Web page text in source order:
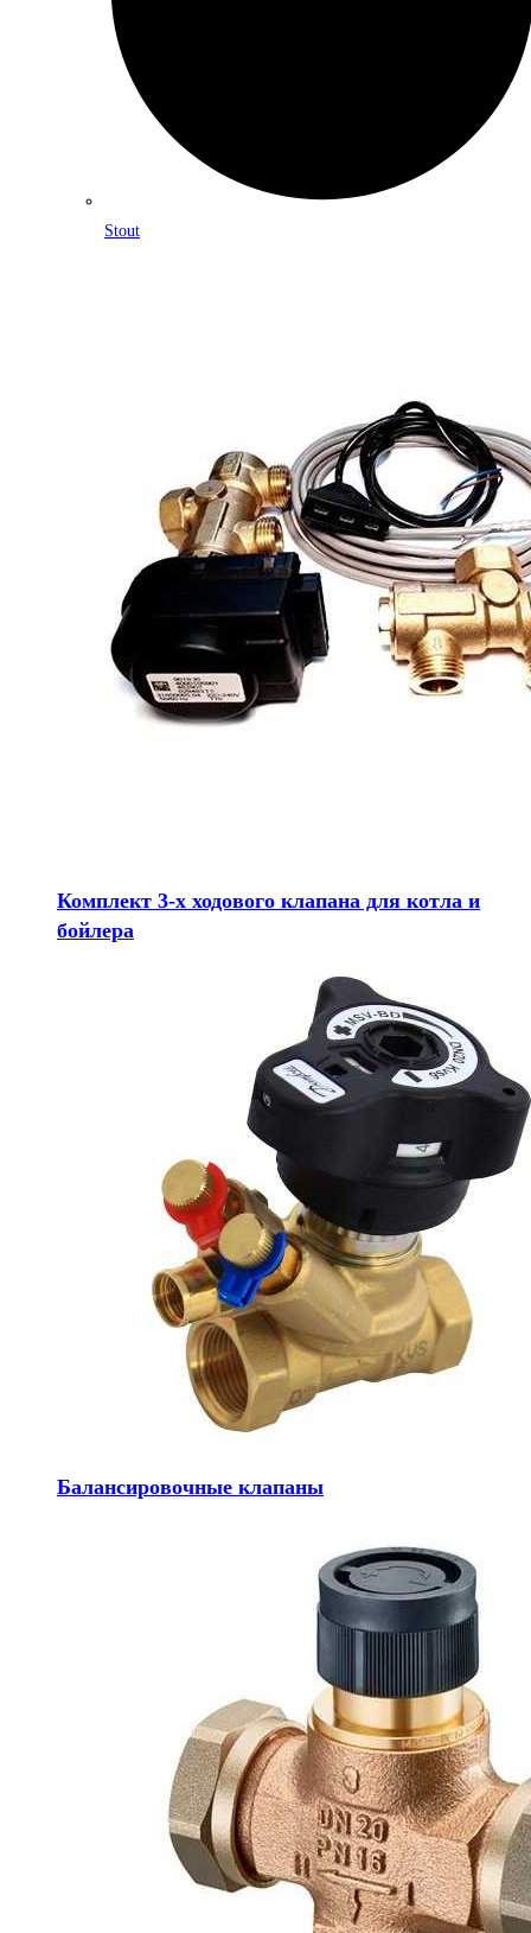
Stout
Комплект 3-х ходового клапана для котла и
бойлера
Балансировочные клапаны